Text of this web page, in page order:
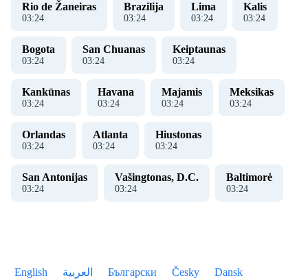
Rio de Žaneiras
03:24
Brazilija
03:24
Lima
03:24
Kalis
03:24
Bogota
03:24
San Chuanas
03:24
Keiptaunas
03:24
Kankūnas
03:24
Havana
03:24
Majamis
03:24
Meksikas
03:24
Orlandas
03:24
Atlanta
03:24
Hiustonas
03:24
San Antonijas
03:24
Vašingtonas, D.C.
03:24
Baltimorė
03:24
English العربية Български Česky Dansk